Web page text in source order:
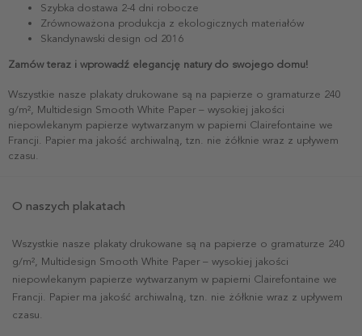
Szybka dostawa 2-4 dni robocze
Zrównoważona produkcja z ekologicznych materiałów
Skandynawski design od 2016
Zamów teraz i wprowadź elegancję natury do swojego domu!
Wszystkie nasze plakaty drukowane są na papierze o gramaturze 240
g/m², Multidesign Smooth White Paper – wysokiej jakości
niepowlekanym papierze wytwarzanym w papierni Clairefontaine we
Francji. Papier ma jakość archiwalną, tzn. nie żółknie wraz z upływem
czasu.
O naszych plakatach
Wszystkie nasze plakaty drukowane są na papierze o gramaturze 240
g/m², Multidesign Smooth White Paper – wysokiej jakości
niepowlekanym papierze wytwarzanym w papierni Clairefontaine we
Francji. Papier ma jakość archiwalną, tzn. nie żółknie wraz z upływem
czasu.